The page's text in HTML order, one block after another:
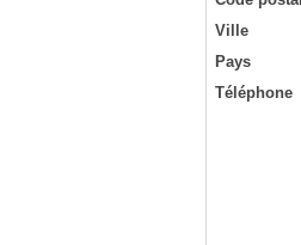
Ville
Pays
Téléphone